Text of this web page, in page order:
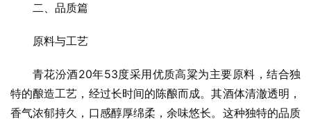
二、品质篇
原料与工艺
青花汾酒20年53度采用优质高粱为主要原料，结合独
特的酿造工艺，经过长时间的陈酿而成。其酒体清澈透明，
香气浓郁持久，口感醇厚绵柔，余味悠长。这种独特的品质